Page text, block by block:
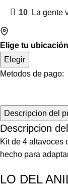
10 La gente
Elige tu ubicación
Elegir
Metodos de pago:
Descripcion del
Descripcion
Kit de 4 altavoces
hecho para
LO DEL